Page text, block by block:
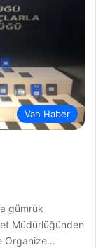
Van Haber
gümrük
Müdürlüğünden
Organize…